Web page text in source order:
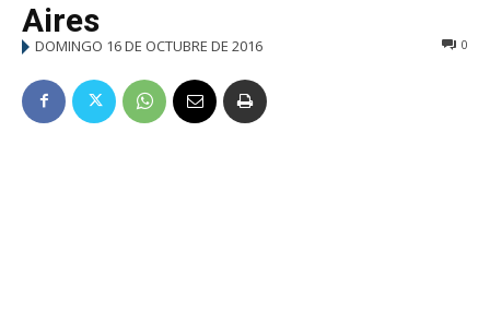
Aires
DOMINGO 16 DE OCTUBRE DE 2016 0